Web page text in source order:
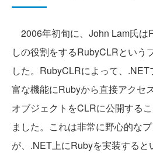
2006年初旬に、John Lam氏は
しの役割をするRubyCLRという
した。RubyCLRによって、
富な機能にRubyから直接アクセ
オブジェクトをCLRに公開する
ました。これは非常に野心的な
が、.NET上にRubyを実装すると